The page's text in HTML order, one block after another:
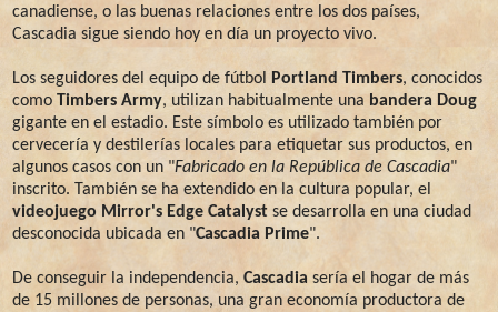
canadiense, o las buenas relaciones entre los dos países,
Cascadia sigue siendo hoy en día un proyecto vivo.
Los seguidores del equipo de fútbol Portland Timbers, conocidos
como Timbers Army, utilizan habitualmente una bandera Doug
gigante en el estadio. Este símbolo es utilizado también por
cervecería y destilerías locales para etiquetar sus productos, en
algunos casos con un "Fabricado en la República de Cascadia"
inscrito. También se ha extendido en la cultura popular, el
videojuego Mirror's Edge Catalyst se desarrolla en una ciudad
desconocida ubicada en "Cascadia Prime".
De conseguir la independencia, Cascadia sería el hogar de más
de 15 millones de personas, una gran economía productora de